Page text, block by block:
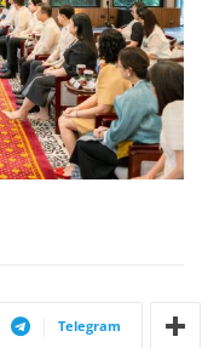
Telegram